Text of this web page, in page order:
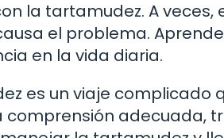
la tartamudez. A
el problema.
en la vida diaria.
es un viaje complicado
comprensión adecuada,